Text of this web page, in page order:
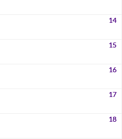
14
15
16
17
18